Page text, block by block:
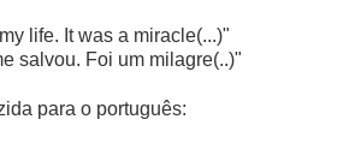
life. It was a miracle(...)"
salvou. Foi um milagre(..)"
para o português: